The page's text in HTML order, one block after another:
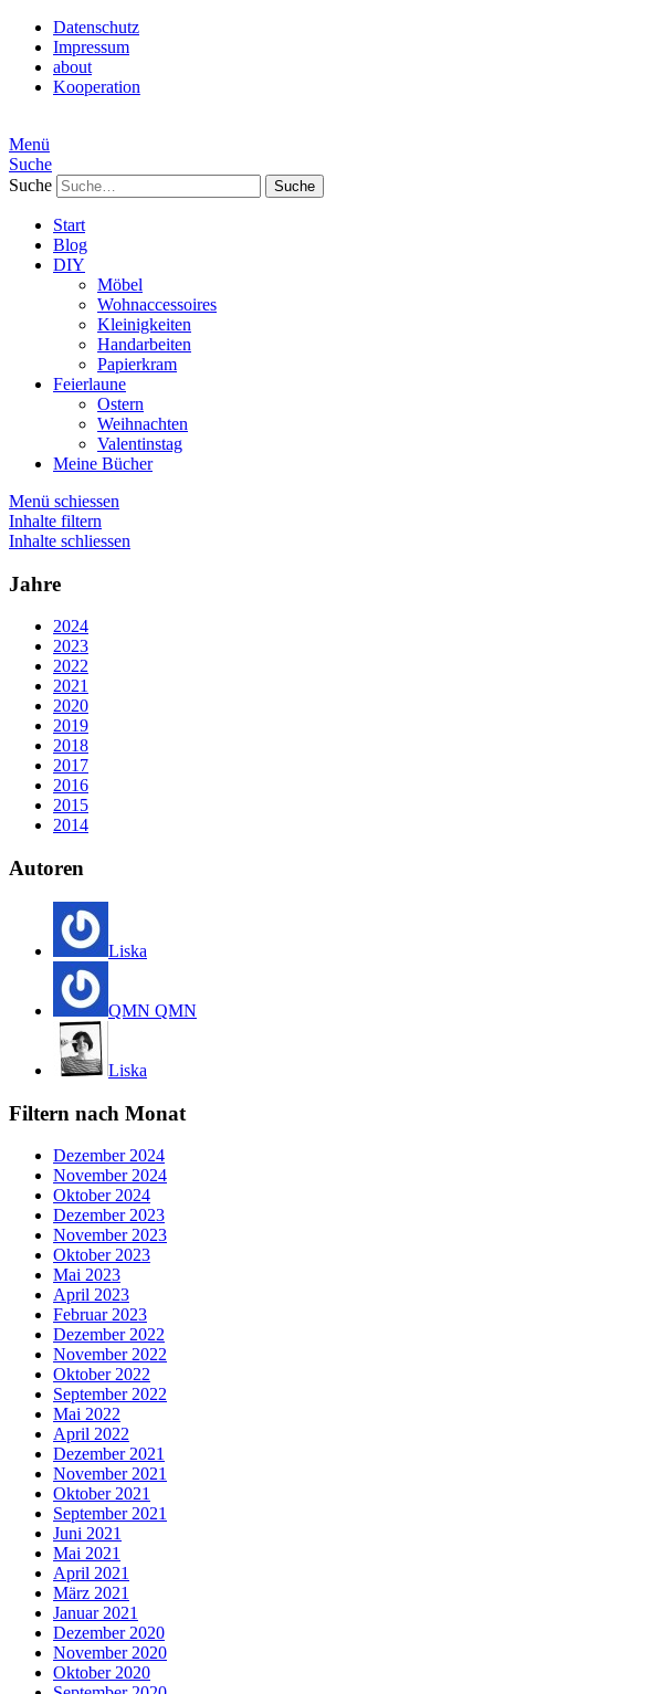
Datenschutz
Impressum
about
Kooperation
Menü
Suche
Suche
Start
Blog
DIY
Möbel
Wohnaccessoires
Kleinigkeiten
Handarbeiten
Papierkram
Feierlaune
Ostern
Weihnachten
Valentinstag
Meine Bücher
Menü schiessen
Inhalte filtern
Inhalte schliessen
Jahre
2024
2023
2022
2021
2020
2019
2018
2017
2016
2015
2014
Autoren
Liska
QMN QMN
Liska
Filtern nach Monat
Dezember 2024
November 2024
Oktober 2024
Dezember 2023
November 2023
Oktober 2023
Mai 2023
April 2023
Februar 2023
Dezember 2022
November 2022
Oktober 2022
September 2022
Mai 2022
April 2022
Dezember 2021
November 2021
Oktober 2021
September 2021
Juni 2021
Mai 2021
April 2021
März 2021
Januar 2021
Dezember 2020
November 2020
Oktober 2020